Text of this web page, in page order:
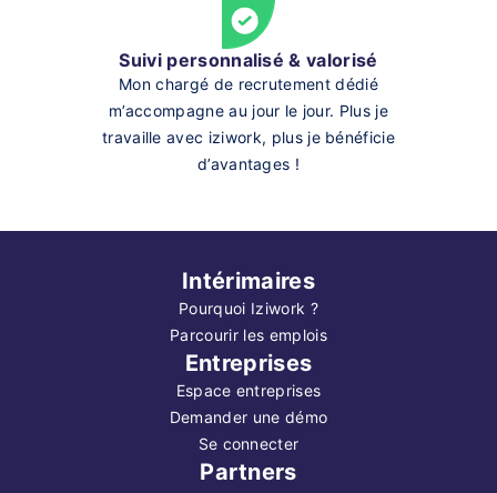
Suivi personnalisé & valorisé
Mon chargé de recrutement dédié
m’accompagne au jour le jour. Plus je
travaille avec iziwork, plus je bénéficie
d’avantages !
Intérimaires
Pourquoi Iziwork ?
Parcourir les emplois
Entreprises
Espace entreprises
Demander une démo
Se connecter
Partners